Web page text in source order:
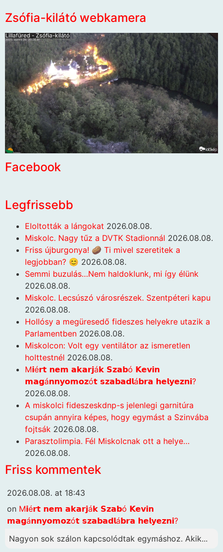
Zsófia-kilátó webkamera
Facebook
Legfrissebb
Eloltották a lángokat 2026.08.08.
Miskolc. Nagy tűz a DVTK Stadionnál 2026.08.08.
Friss újburgonya! 🥔 Ti mivel szeretitek a
legjobban? 😊 2026.08.08.
Semmi buzulás…Nem haldoklunk, mi így élünk
2026.08.08.
Miskolc. Lecsúszó városrészek. Szentpéteri kapu
2026.08.08.
Hollósy a megüresedő fideszes helyekre utazik a
Parlamentben 2026.08.08.
Miskolcon: Volt egy ventilátor az ismeretlen
holttestnél 2026.08.08.
M𝗶é𝗿𝘁 𝗻𝗲𝗺 𝗮𝗸𝗮𝗿𝗷á𝗸 𝗦𝘇𝗮𝗯ó 𝗞𝗲𝘃𝗶𝗻
𝗺𝗮𝗴á𝗻𝗻𝘆𝗼𝗺𝗼𝘇ó𝘁 𝘀𝘇𝗮𝗯𝗮𝗱𝗹á𝗯𝗿𝗮 𝗵𝗲𝗹𝘆𝗲𝘇𝗻𝗶?
2026.08.08.
A miskolci fideszeskdnp-s jelenlegi garnitúra
csupán annyira képes, hogy egymást a Szinvába
fojtsák 2026.08.08.
Parasztolimpia. Fél Miskolcnak ott a helye…
2026.08.08.
Friss kommentek
2026.08.08. at 18:43
on M𝗶é𝗿𝘁 𝗻𝗲𝗺 𝗮𝗸𝗮𝗿𝗷á𝗸 𝗦𝘇𝗮𝗯ó 𝗞𝗲𝘃𝗶𝗻
𝗺𝗮𝗴á𝗻𝗻𝘆𝗼𝗺𝗼𝘇ó𝘁 𝘀𝘇𝗮𝗯𝗮𝗱𝗹á𝗯𝗿𝗮 𝗵𝗲𝗹𝘆𝗲𝘇𝗻𝗶?
Nagyon sok szálon kapcsolódtak egymáshoz. Akik...